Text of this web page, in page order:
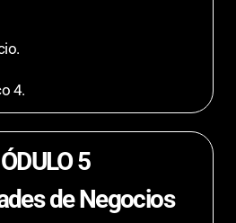
4.
5
de Negocios